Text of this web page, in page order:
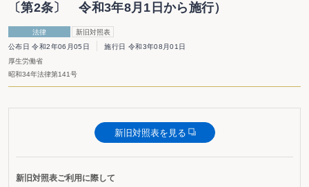
〔第2条〕 令和3年8月1日から施行）
法律
新旧対照表
公布日 令和2年06月05日
施行日 令和3年08月01日
厚生労働省
昭和34年法律第141号
新旧対照表を見る
新旧対照表ご利用に際して